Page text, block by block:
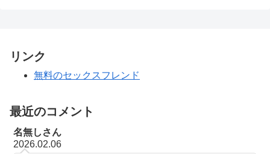
リンク
無料のセックスフレンド
最近のコメント
名無しさん
2026.02.06